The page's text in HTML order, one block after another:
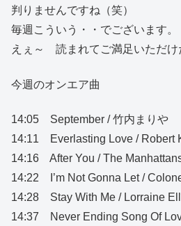
判りませんですね（笑）
毎週こういう・・でございます。
えぇ～ 読まれてご満足いただけ
今週のオンエア曲
14:05 September / 竹内まりや
14:11 Everlasting Love / Robert
14:16 After You / The
14:22 I’m Not Gonna Let /
14:28 Stay With Me / Lorraine
14:37 Never Ending Song Of